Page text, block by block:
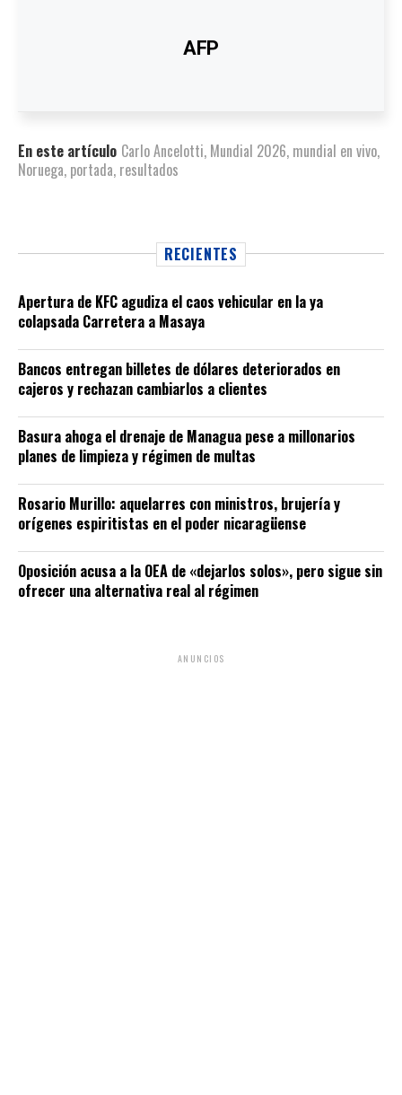
AFP
En este artículo Carlo Ancelotti, Mundial 2026, mundial en vivo,
Noruega, portada, resultados
RECIENTES
Apertura de KFC agudiza el caos vehicular en la ya
colapsada Carretera a Masaya
Bancos entregan billetes de dólares deteriorados en
cajeros y rechazan cambiarlos a clientes
Basura ahoga el drenaje de Managua pese a millonarios
planes de limpieza y régimen de multas
Rosario Murillo: aquelarres con ministros, brujería y
orígenes espiritistas en el poder nicaragüense
Oposición acusa a la OEA de «dejarlos solos», pero sigue sin
ofrecer una alternativa real al régimen
ANUNCIOS